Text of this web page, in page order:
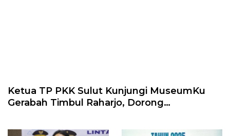
Ketua TP PKK Sulut Kunjungi MuseumKu
Gerabah Timbul Raharjo, Dorong